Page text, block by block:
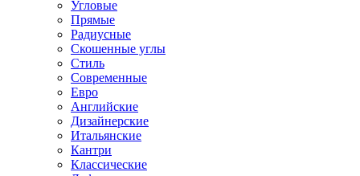
Угловые
Прямые
Радиусные
Скошенные углы
Стиль
Современные
Евро
Английские
Дизайнерские
Итальянские
Кантри
Классические